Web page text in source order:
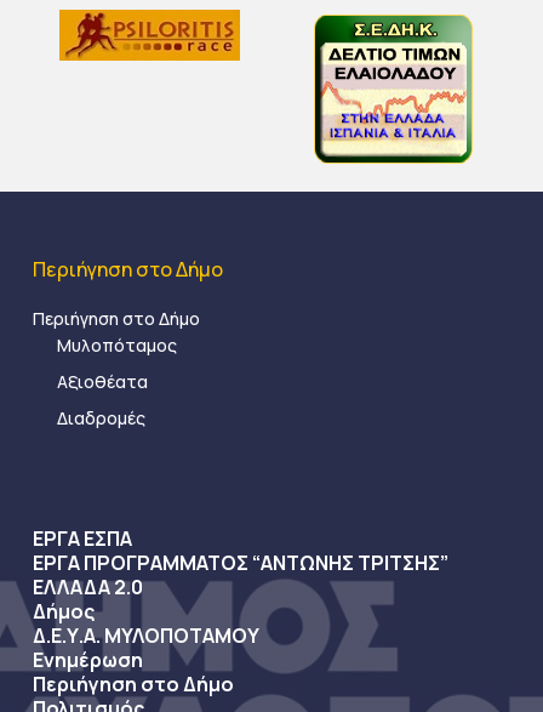
Περιήγηση στο Δήμο
Περιήγηση στο Δήμο
Μυλοπόταμος
Αξιοθέατα
Διαδρομές
ΕΡΓΑ ΕΣΠΑ
ΕΡΓΑ ΠΡΟΓΡΑΜΜΑΤΟΣ “ΑΝΤΩΝΗΣ ΤΡΙΤΣΗΣ”
ΕΛΛΑΔΑ 2.0
Δήμος
Δ.Ε.Υ.Α. ΜΥΛΟΠΟΤΑΜΟΥ
Ενημέρωση
Περιήγηση στο Δήμο